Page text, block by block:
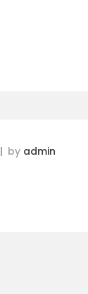
by admin